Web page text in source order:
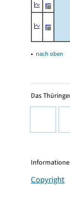
▴ nach oben
Das
Copyright